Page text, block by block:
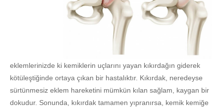
eklemlerinizde ki kemiklerin uçlarını yayan kıkırdağın giderek
kötüleştiğinde ortaya çıkan bir hastalıktır. Kıkırdak, neredeyse
sürtünmesiz eklem hareketini mümkün kılan sağlam, kaygan bir
dokudur. Sonunda, kıkırdak tamamen yıpranırsa, kemik kemiğe